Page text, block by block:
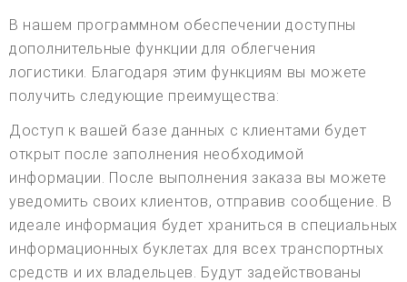
В нашем программном обеспечении доступны
дополнительные функции для облегчения
логистики. Благодаря этим функциям вы можете
получить следующие преимущества:
Доступ к вашей базе данных с клиентами будет
открыт после заполнения необходимой
информации. После выполнения заказа вы можете
уведомить своих клиентов, отправив сообщение. В
идеале информация будет храниться в специальных
информационных буклетах для всех транспортных
средств и их владельцев. Будут задействованы